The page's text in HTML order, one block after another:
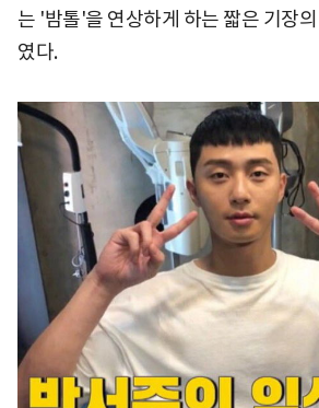
는 '밤톨'을 연상하게 하는 짧은 기장
였다.